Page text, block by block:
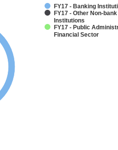
FY17 - Banking
FY17 - Other Non-
Institutions
FY17 - Public
Financial Sector